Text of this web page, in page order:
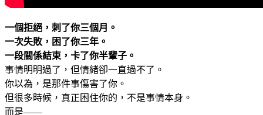
一個拒絕，刺了你三個月。
一次失敗，困了你三年。
一段關係結束，卡了你半輩子。
事情明明過了，但情緒卻一直過不了。
你以為，是那件事傷害了你。
但很多時候，真正困住你的，不是事情本身。
而是——